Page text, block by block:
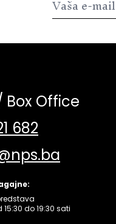
Office
682
15:30 do 19:30 sati